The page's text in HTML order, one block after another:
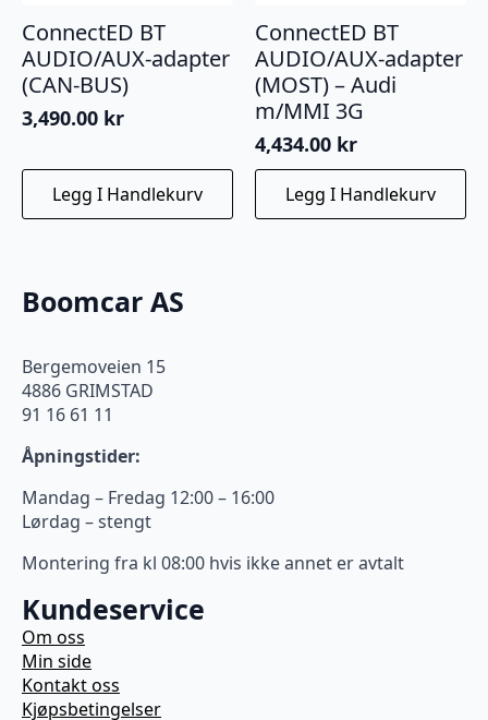
ConnectED BT
AUDIO/AUX-adapter
(CAN-BUS)
3,490.00 kr
Legg I Handlekurv
ConnectED BT
AUDIO/AUX-adapter
(MOST) – Audi
m/MMI 3G
4,434.00 kr
Legg I Handlekurv
Boomcar AS
Bergemoveien 15
4886 GRIMSTAD
91 16 61 11
Åpningstider:
Mandag – Fredag 12:00 – 16:00
Lørdag – stengt
Montering fra kl 08:00 hvis ikke annet er avtalt
Kundeservice
Om oss
Min side
Kontakt oss
Kjøpsbetingelser